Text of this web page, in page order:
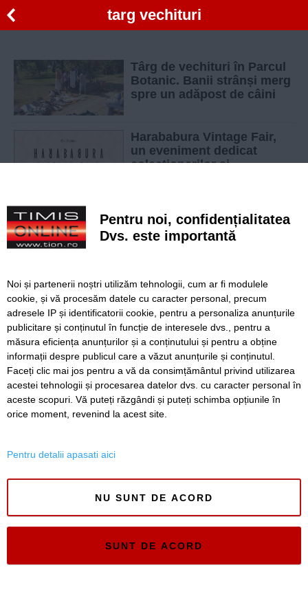
targ vechituri
Târg de vechituri în Parcul
Botanic. Banii strânși merg
spre un adăpost de câini
Harababura Vintage Fair,
un eveniment dedicat
colecționarilor și
Timisoara, locul unde
oamenii vand obiectele de
care nu mai au nevoie
de Timisoara. Participantii,
incurajati sa vina cu lucruri
pe care nu le mai folosesc
si vor sa le vanda
SERVICII Redactia
Folosinta Cookie-urilor
Termeni si conditii de utilizare
Timiș Online
Pentru noi, confidențialitatea
Dvs. este importantă
Noi și partenerii noștri utilizăm tehnologii, cum ar fi modulele
cookie, și vă procesăm datele cu caracter personal, precum
adresele IP și identificatorii cookie, pentru a personaliza anunțurile
publicitare și conținutul în funcție de interesele dvs., pentru a
măsura eficiența anunțurilor și a conținutului și pentru a obține
informații despre publicul care a văzut anunțurile și conținutul.
Faceți clic mai jos pentru a vă da consimțământul privind utilizarea
acestei tehnologii și procesarea datelor dvs. cu caracter personal în
aceste scopuri. Vă puteți răzgândi și puteți schimba opțiunile în
orice moment, revenind la acest site.
Pentru detalii apasati aici
NU SUNT DE ACORD
SUNT DE ACORD